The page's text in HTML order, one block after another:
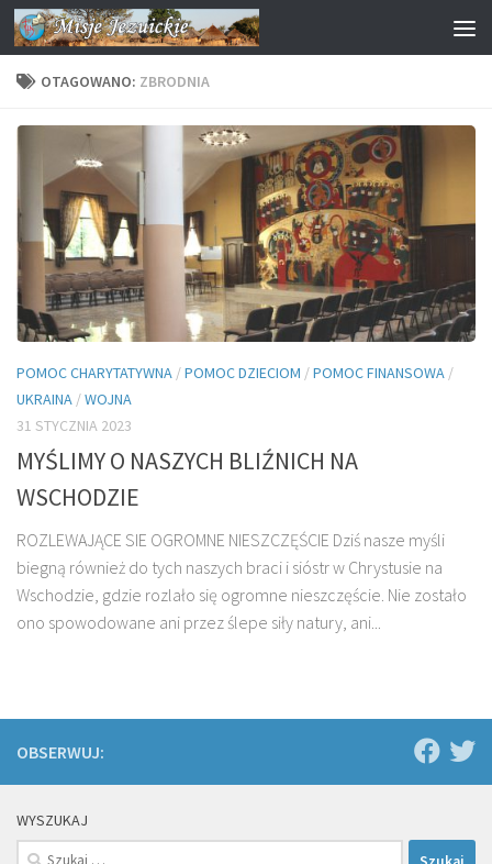
Przejdź do treści
OTAGOWANO: ZBRODNIA
POMOC CHARYTATYWNA /POMOC DZIECIOM /POMOC FINANSOWA /
UKRAINA /WOJNA
31 STYCZNIA 2023
MYŚLIMY O NASZYCH BLIŹNICH NA
WSCHODZIE
ROZLEWAJĄCE SIE OGROMNE NIESZCZĘŚCIE Dziś nasze myśli
biegną również do tych naszych braci i sióstr w Chrystusie na
Wschodzie, gdzie rozlało się ogromne nieszczęście. Nie zostało
ono spowodowane ani przez ślepe siły natury, ani...
OBSERWUJ:
WYSZUKAJ
Szukaj: